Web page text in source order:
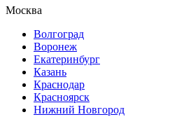
Москва
Волгоград
Воронеж
Екатеринбург
Казань
Краснодар
Красноярск
Нижний Новгород